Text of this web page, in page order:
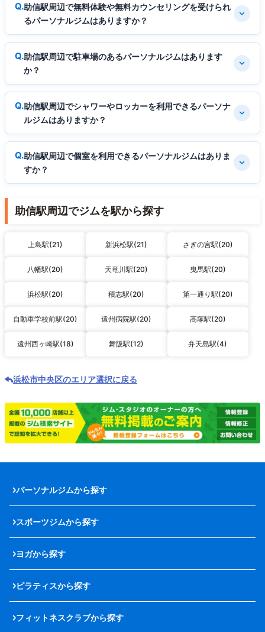
助信駅周辺で無料体験や無料カウンセリングを受けられ
るパーソナルジムはありますか？
助信駅周辺で駐車場のあるパーソナルジムはあります
か？
助信駅周辺でシャワーやロッカーを利用できるパーソナ
ルジムはありますか？
助信駅周辺で個室を利用できるパーソナルジムはありま
すか？
助信駅周辺でジムを駅から探す
上島駅(21) 新浜松駅(21) さぎの宮駅(20)
八幡駅(20) 天竜川駅(20) 曳馬駅(20)
浜松駅(20) 積志駅(20) 第一通り駅(20)
自動車学校前駅(20) 遠州病院駅(20) 高塚駅(20)
遠州西ヶ崎駅(18) 舞阪駅(12) 弁天島駅(4)
浜松市中央区のエリア選択に戻る
パーソナルジムから探す
スポーツジムから探す
ヨガから探す
ピラティスから探す
フィットネスクラブから探す